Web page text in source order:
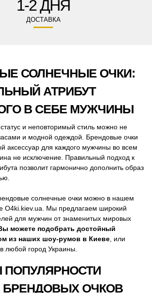
1-2 ДНЯ
ДОСТАВКА
СОЛНЕЧНЫЕ ОЧКИ:
АТРИБУТ
В СЕБЕ МУЖЧИНЫ
и неповторимый стиль можно не
и модной одеждой. Брендовые очки
аксессуар для каждого мужчины во всем
не исключение. Правильный подход к
позволит гармонично дополнить образ
солнечные очки можно в нашем
O4ki.kiev.ua. Мы предлагаем широкий
для мужчин от знаменитых мировых
можете подобрать достойный
из наших шоу-румов в Киеве , или
в любой город Украины.
БРЕНДОВЫХ ОЧКОВ